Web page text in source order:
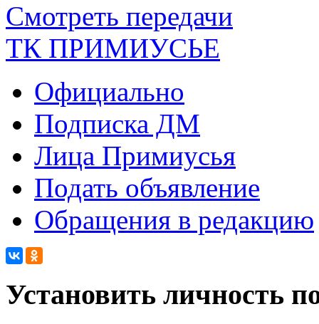
Смотреть передачи
ТК ПРИМИУСЬЕ
Официально
Подписка ДМ
Лица Примиусья
Подать объявление
Обращения в редакцию
Установить личность